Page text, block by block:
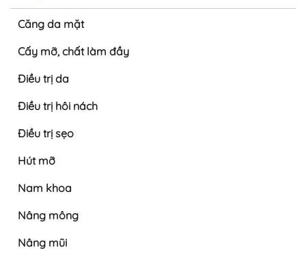
Căng da mặt
Cấy mỡ, chất làm đầy
Điều trị da
Điều trị hôi nách
Điều trị sẹo
Hút mỡ
Nam khoa
Nâng mông
Nâng mũi